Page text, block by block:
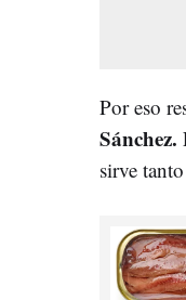
Por eso
Sánchez.
sirve